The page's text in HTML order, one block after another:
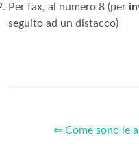
Per fax, al numero 8 (per
seguito ad un distacco)
⇐ Come sono le